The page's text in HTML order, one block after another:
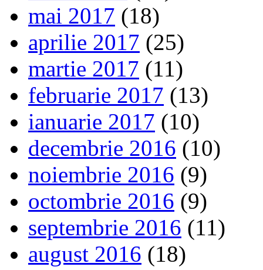
mai 2017 (18)
aprilie 2017 (25)
martie 2017 (11)
februarie 2017 (13)
ianuarie 2017 (10)
decembrie 2016 (10)
noiembrie 2016 (9)
octombrie 2016 (9)
septembrie 2016 (11)
august 2016 (18)